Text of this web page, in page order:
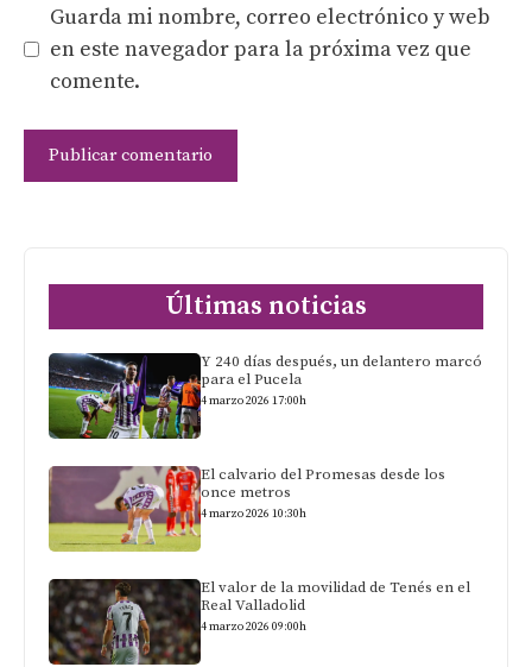
Guarda mi nombre, correo electrónico y web
en este navegador para la próxima vez que
comente.
Últimas noticias
Y 240 días después, un delantero marcó
para el Pucela
4 marzo 2026 17:00h
El calvario del Promesas desde los
once metros
4 marzo 2026 10:30h
El valor de la movilidad de Tenés en el
Real Valladolid
4 marzo 2026 09:00h